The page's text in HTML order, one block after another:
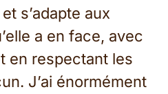
s’adapte aux
a en face, avec
en respectant les
J’ai énormément